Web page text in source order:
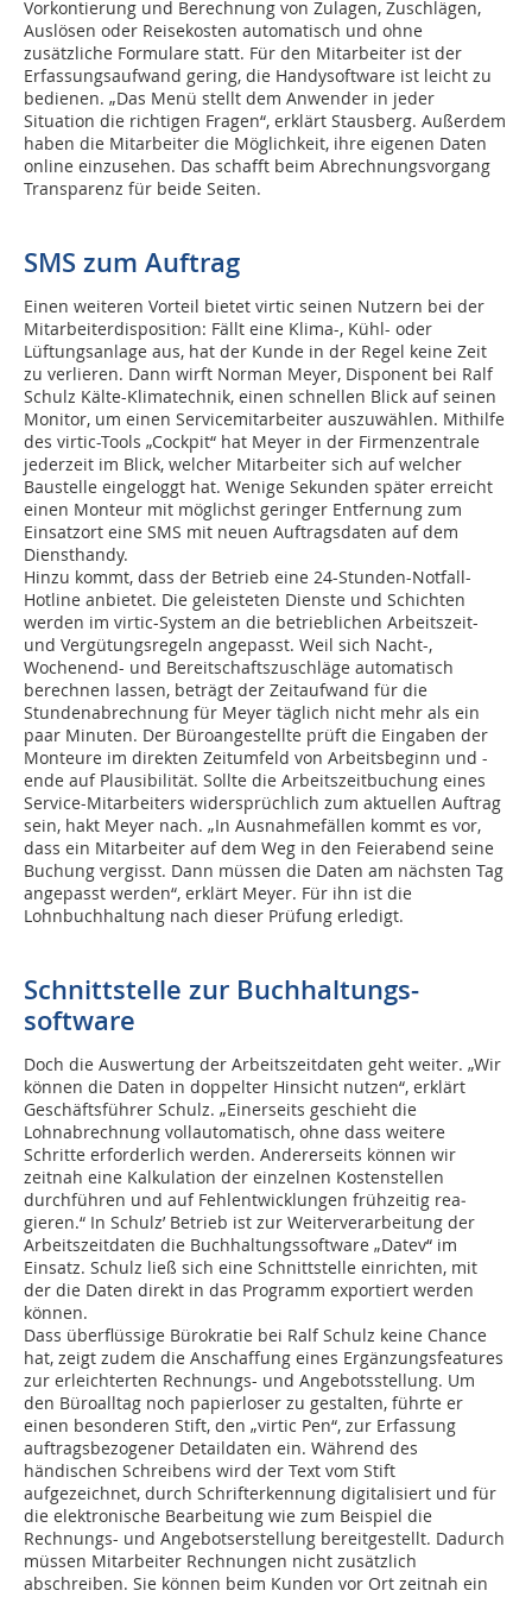
Vorkontierung und Berechnung von Zulagen, Zuschlägen,
Auslösen oder Reisekosten automatisch und ohne
zusätzliche Formulare statt. Für den Mitarbeiter ist der
Erfassungsaufwand gering, die Handysoftware ist leicht zu
bedienen. „Das Menü stellt dem Anwender in jeder
Situation die richtigen Fragen“, erklärt Stausberg. Außerdem
haben die Mitarbeiter die Möglichkeit, ihre eigenen Daten
online einzusehen. Das schafft beim Abrechnungsvorgang
Transparenz für beide Seiten.
SMS zum Auftrag
Einen weiteren Vorteil bietet virtic seinen Nutzern bei der
Mitarbeiterdisposition: Fällt eine Klima-, Kühl- oder
Lüftungsanlage aus, hat der Kunde in der Regel keine Zeit
zu verlieren. Dann wirft Norman Meyer, Disponent bei Ralf
Schulz Kälte-Klimatechnik, einen schnellen Blick auf seinen
Monitor, um einen Servicemitarbeiter auszuwählen. Mithilfe
des virtic-Tools „Cockpit“ hat Meyer in der Firmenzentrale
jederzeit im Blick, welcher Mitarbeiter sich auf welcher
Baustelle eingeloggt hat. Wenige Sekunden später erreicht
einen Monteur mit möglichst geringer Entfernung zum
Einsatzort eine SMS mit neuen Auftragsdaten auf dem
Diensthandy.
Hinzu kommt, dass der Betrieb eine 24-Stunden-Notfall-
Hotline anbietet. Die geleisteten Dienste und Schichten
werden im virtic-System an die betrieblichen Arbeitszeit-
und Vergütungsregeln angepasst. Weil sich Nacht-,
Wochenend- und Bereitschaftszuschläge automatisch
berechnen lassen, beträgt der Zeitaufwand für die
Stundenabrechnung für Meyer täglich nicht mehr als ein
paar Minuten. Der Büroangestellte prüft die Eingaben der
Monteure im direkten Zeitumfeld von Arbeitsbeginn und -
ende auf Plausibilität. Sollte die Arbeitszeitbuchung eines
Service-Mitarbeiters widersprüchlich zum aktuellen Auftrag
sein, hakt Meyer nach. „In Ausnahmefällen kommt es vor,
dass ein Mitarbeiter auf dem Weg in den Feierabend seine
Buchung vergisst. Dann müssen die Daten am nächsten Tag
angepasst werden“, erklärt Meyer. Für ihn ist die
Lohnbuchhaltung nach dieser Prüfung erledigt.
Schnittstelle zur Buchhaltungs­
software
Doch die Auswertung der Arbeitszeitdaten geht weiter. „Wir
können die Daten in doppelter Hinsicht nutzen“, erklärt
Geschäftsführer Schulz. „Einerseits geschieht die
Lohnabrechnung vollautomatisch, ohne dass weitere
Schritte erforderlich werden. Andererseits können wir
zeitnah eine Kalkulation der einzelnen Kostenstellen
durchführen und auf Fehlentwicklungen frühzeitig rea­
gieren.“ In Schulz’ Betrieb ist zur Weiterverarbeitung der
Arbeitszeitdaten die Buchhaltungssoftware „Datev“ im
Einsatz. Schulz ließ sich eine Schnittstelle einrichten, mit
der die Daten direkt in das Programm exportiert werden
können.
Dass überflüssige Bürokratie bei Ralf Schulz keine Chance
hat, zeigt zudem die Anschaffung eines Ergänzungsfeatures
zur erleichterten Rechnungs- und Angebotsstellung. Um
den Büroalltag noch papierloser zu gestalten, führte er
einen besonderen Stift, den „virtic Pen“, zur Erfassung
auftragsbezogener Detaildaten ein. Während des
händischen Schreibens wird der Text vom Stift
aufgezeichnet, durch Schrifterkennung digitalisiert und für
die elektronische Bearbeitung wie zum Beispiel die
Rechnungs- und Angebotserstellung bereitgestellt. Dadurch
müssen Mitarbeiter Rechnungen nicht zusätzlich
abschreiben. Sie können beim Kunden vor Ort zeitnah ein